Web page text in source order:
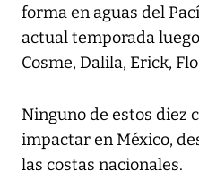
forma en aguas del
actual temporada
Cosme, Dalila, Erick,
Ninguno de estos diez
impactar en México,
las costas nacionales.